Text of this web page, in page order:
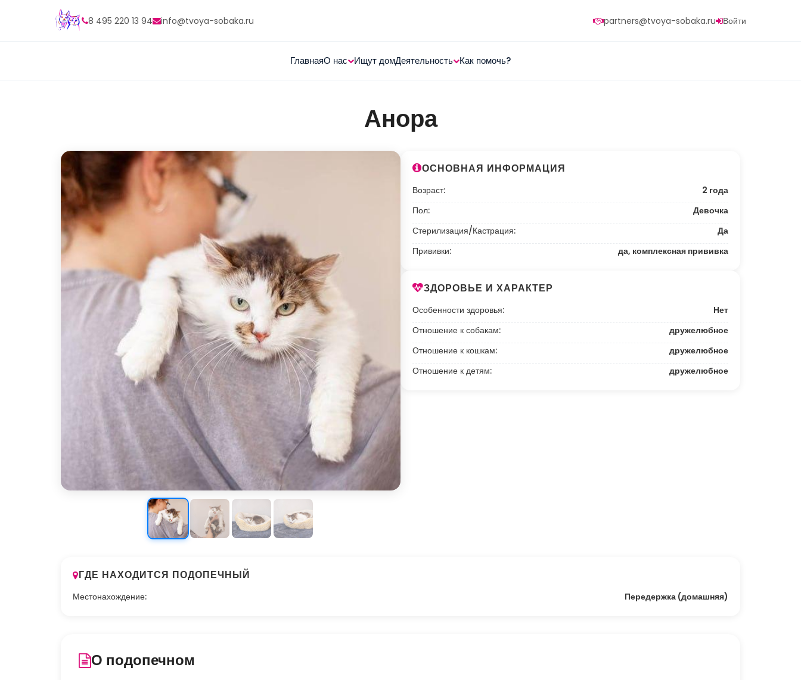
8 495 220 13 94 info@tvoya-sobaka.ru partners@tvoya-sobaka.ru Войти
ГлавнаяО нас Ищут домДеятельность Как помочь?
Анора
ОСНОВНАЯ ИНФОРМАЦИЯ
Возраст: 2 года
Пол: Девочка
Стерилизация/Кастрация: Да
Прививки: да, комплексная прививка
ЗДОРОВЬЕ И ХАРАКТЕР
Особенности здоровья: Нет
Отношение к собакам: дружелюбное
Отношение к кошкам: дружелюбное
Отношение к детям: дружелюбное
ГДЕ НАХОДИТСЯ ПОДОПЕЧНЫЙ
Местонахождение: Передержка (домашняя)
О подопечном